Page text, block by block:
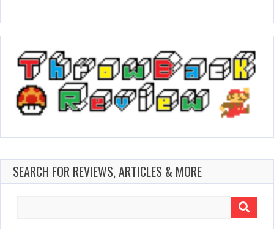
SEARCH FOR REVIEWS, ARTICLES & MORE